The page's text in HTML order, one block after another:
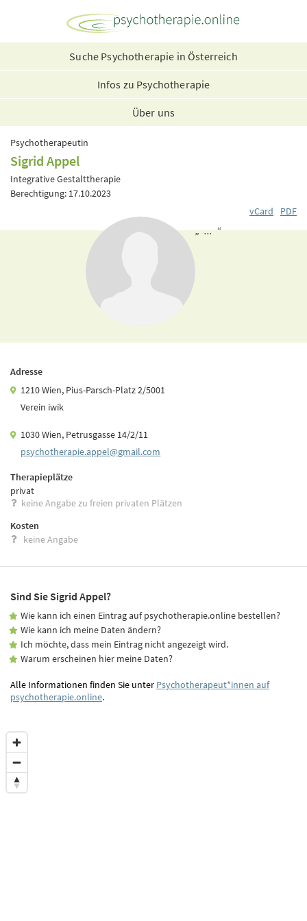
Suche Psychotherapie in Österreich
Infos zu Psychotherapie
Über uns
Psychotherapeutin
Sigrid Appel
Integrative Gestalttherapie
Berechtigung: 17.10.2023
vCard
PDF
„ ... “
Adresse
1210 Wien, Pius-Parsch-Platz 2/5001
Verein iwik
1030 Wien, Petrusgasse 14/2/11
psychotherapie.­appel@gmail.­com
Therapieplätze
privat
keine Angabe zu freien privaten Plätzen
Kosten
keine Angabe
Sind Sie Sigrid Appel?
Wie kann ich einen Eintrag auf psychotherapie.online bestellen?
Wie kann ich meine Daten ändern?
Ich möchte, dass mein Eintrag nicht angezeigt wird.
Warum erscheinen hier meine Daten?
Alle Informationen finden Sie unter Psychotherapeut*innen auf
psychotherapie.online.